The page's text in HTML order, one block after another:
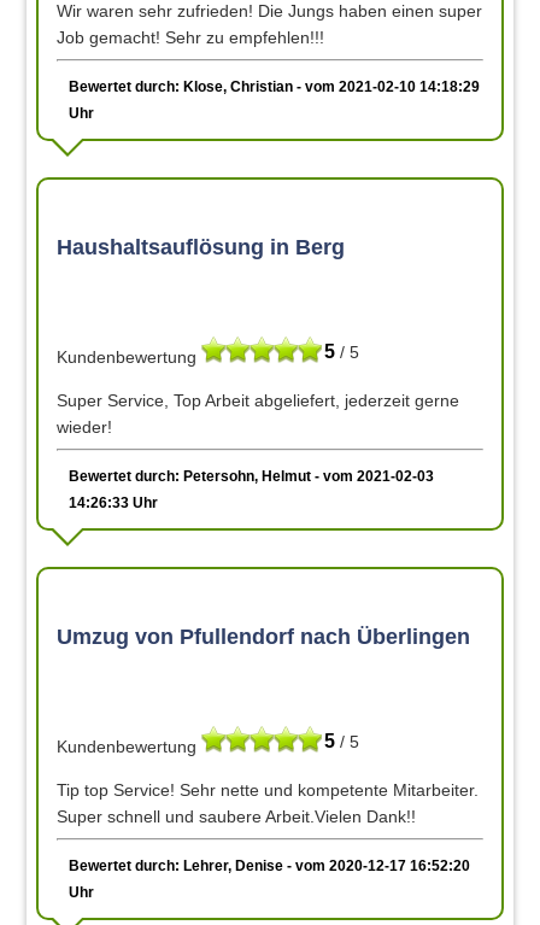
Wir waren sehr zufrieden! Die Jungs haben einen super
Job gemacht! Sehr zu empfehlen!!!
Bewertet durch: Klose, Christian - vom 2021-02-10 14:18:29
Uhr
Haushaltsauflösung in Berg
5 / 5
Kundenbewertung
Super Service, Top Arbeit abgeliefert, jederzeit gerne
wieder!
Bewertet durch: Petersohn, Helmut - vom 2021-02-03
14:26:33 Uhr
Umzug von Pfullendorf nach Überlingen
5 / 5
Kundenbewertung
Tip top Service! Sehr nette und kompetente Mitarbeiter.
Super schnell und saubere Arbeit.Vielen Dank!!
Bewertet durch: Lehrer, Denise - vom 2020-12-17 16:52:20
Uhr